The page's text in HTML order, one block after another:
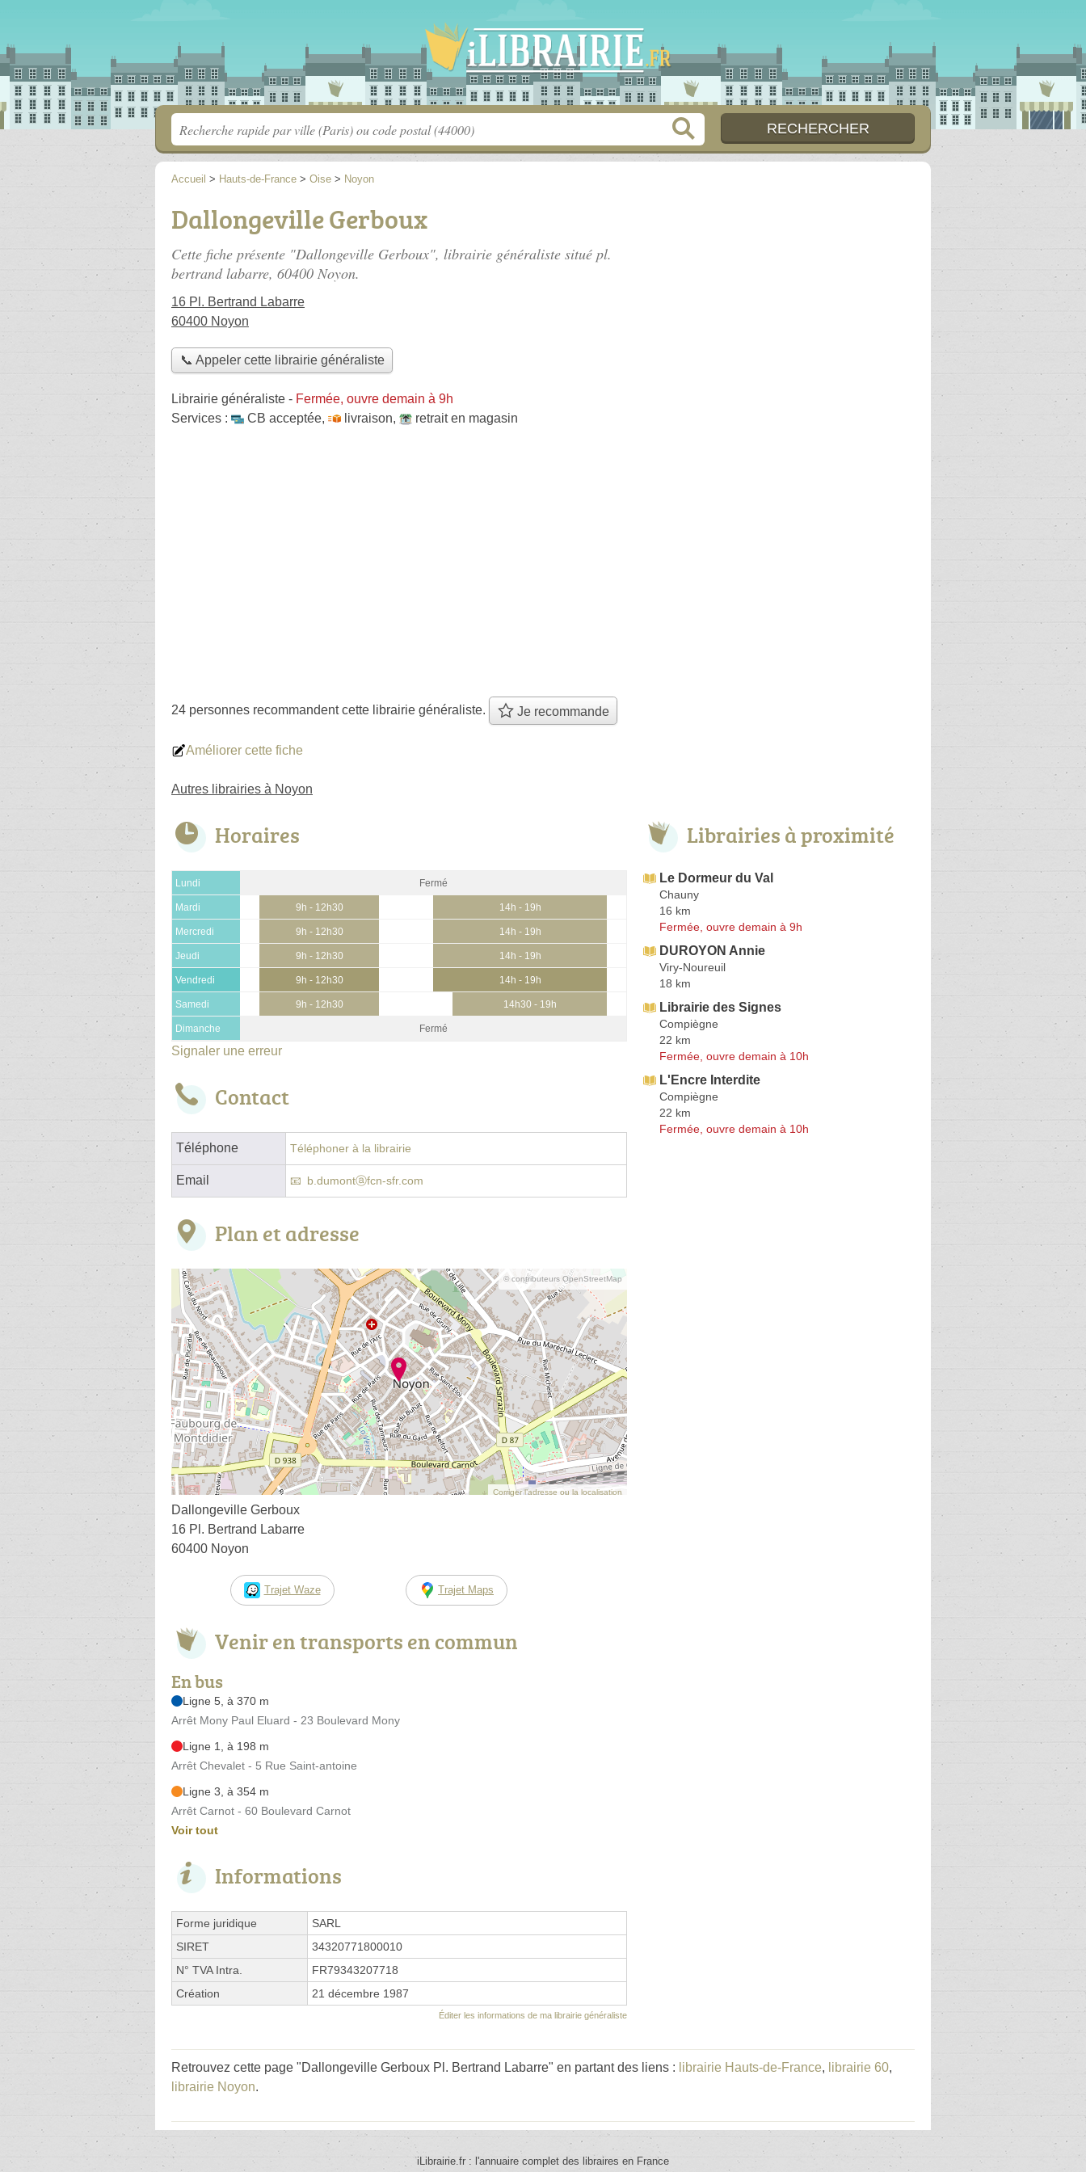
Accueil > Hauts-de-France > Oise > Noyon
Dallongeville Gerboux
Cette fiche présente "Dallongeville Gerboux", librairie généraliste situé pl.
bertrand labarre, 60400 Noyon.
16 Pl. Bertrand Labarre
60400 Noyon
📞 Appeler cette librairie généraliste
Librairie généraliste - Fermée, ouvre demain à 9h
Services :
CB acceptée, livraison, retrait en magasin
24 personnes recommandentcette librairie généraliste. Je recommande
Améliorer cette fiche
Autres librairies à Noyon
Horaires
Lundi Fermé
Mardi 9h - 12h30 14h - 19h
Mercredi 9h - 12h30 14h - 19h
Jeudi 9h - 12h30 14h - 19h
Vendredi 9h - 12h30 14h - 19h
Samedi 9h - 12h30 14h30 - 19h
Dimanche Fermé
Signaler une erreur
Contact
Téléphone Téléphoner à la librairie
Email b.dumontⓐfcn-sfr.com
Plan et adresse
© contributeurs OpenStreetMap
Corriger l’adresse ou la localisation
Dallongeville Gerboux
16 Pl. Bertrand Labarre
60400 Noyon
Trajet Waze Trajet Maps
Venir en transports en commun
En bus
Ligne 5, à 370 m
Arrêt Mony Paul Eluard - 23 Boulevard Mony
Ligne 1, à 198 m
Arrêt Chevalet - 5 Rue Saint-antoine
Ligne 3, à 354 m
Arrêt Carnot - 60 Boulevard Carnot
Voir tout
Informations
Forme juridique
SARL
SIRET
34320771800010
N° TVA Intra.
FR79343207718
Création
21 décembre 1987
Éditer les informations de ma librairie généraliste
Librairies à proximité
Le Dormeur du Val
Chauny
16 km
Fermée, ouvre demain à 9h
DUROYON Annie
Viry-Noureuil
18 km
Librairie des Signes
Compiègne
22 km
Fermée, ouvre demain à 10h
L'Encre Interdite
Compiègne
22 km
Fermée, ouvre demain à 10h
Retrouvez cette page "Dallongeville Gerboux Pl. Bertrand Labarre" en partant des liens : librairie Hauts-de-France, librairie 60,
librairie Noyon.
iLibrairie.fr : l'annuaire complet des libraires en France